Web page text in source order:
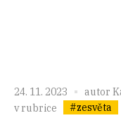
24. 11. 2023 autor
v rubrice
#zesvěta